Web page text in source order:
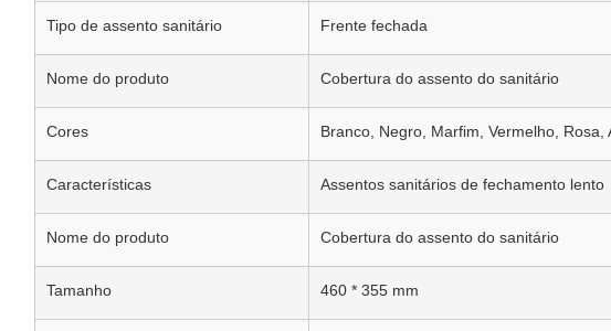
Tipo de assento sanitário Frente fechada
Nome do produto Cobertura do assento do sanitário
Cores Branco, Negro, Marfim, Vermelho, Rosa,
Características Assentos sanitários de fechamento lento
Nome do produto Cobertura do assento do sanitário
Tamanho 460 * 355 mm